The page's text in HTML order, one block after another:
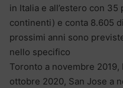
in Italia e all’estero con
continenti) e conta 8.605
prossimi anni sono
nello specifico
Toronto a novembre 2019,
ottobre 2020, San Jose a